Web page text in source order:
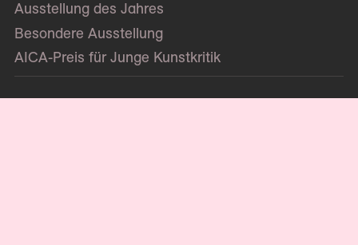
Ausstellung des Jahres
Besondere Ausstellung
AICA-Preis für Junge Kunstkritik